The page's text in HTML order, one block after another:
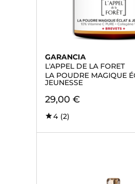
GARANCIA
L'APPEL DE LA FORET
LA POUDRE MAGIQUE
JEUNESSE
29,00 €
4 (2)